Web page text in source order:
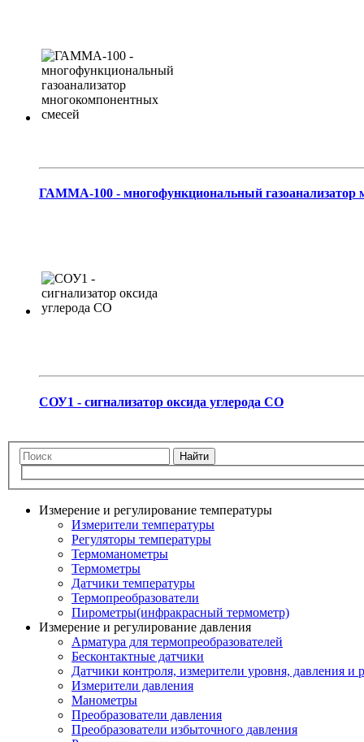
ГАММА-100 - многофункциональный газоанализатор
СОУ1 - сигнализатор оксида углерода СО
Найти
Измерение и регулирование температуры
Измерители температуры
Регуляторы температуры
Термоманометры
Термометры
Датчики температуры
Термопреобразователи
Пирометры(инфракрасный термометр)
Измерение и регулирование давления
Арматура для термопреобразователей
Бесконтактные датчики
Датчики контроля, измерители уровня, давления и
Измерители давления
Манометры
Преобразователи давления
Преобразователи избыточного давления